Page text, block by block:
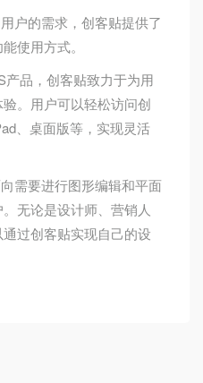
户的需求，创客贴提供了
使用方式。
品，创客贴致力于为用
。用户可以轻松访问创
、桌面版等，实现灵活
需要进行图形编辑和平面
无论是设计师、营销人
过创客贴实现自己的设